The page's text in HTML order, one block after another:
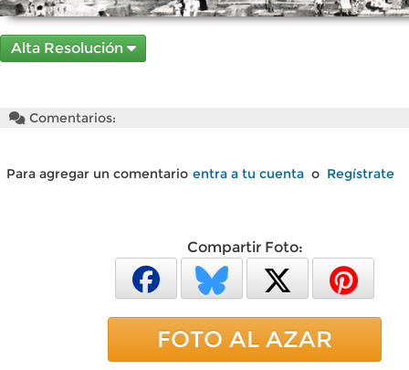
Alta Resolución
Comentarios:
Para agregar un comentario entra a tu cuenta o Regístrate
Compartir Foto:
FOTO AL AZAR